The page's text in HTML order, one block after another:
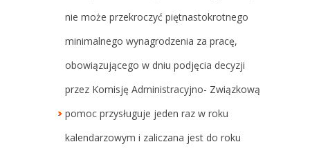
nie może przekroczyć piętnastokrotnego
minimalnego wynagrodzenia za pracę,
obowiązującego w dniu podjęcia decyzji
przez Komisję Administracyjno- Związkową
pomoc przysługuje jeden raz w roku
kalendarzowym i zaliczana jest do roku